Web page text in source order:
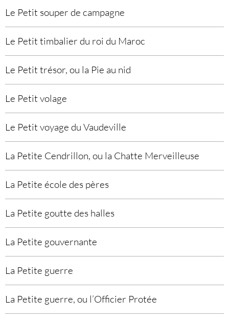
Le Petit souper de campagne
Le Petit timbalier du roi du Maroc
Le Petit trésor, ou la Pie au nid
Le Petit volage
Le Petit voyage du Vaudeville
La Petite Cendrillon, ou la Chatte Merveilleuse
La Petite école des pères
La Petite goutte des halles
La Petite gouvernante
La Petite guerre
La Petite guerre, ou l’Officier Protée